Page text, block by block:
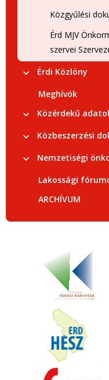
Közgyűlési
Érd MJV
szervei
Érdi Közlöny
Meghívók
Közérdekű
Közbeszerzési
Nemzetiségi
Lakossági
ARCHÍVUM